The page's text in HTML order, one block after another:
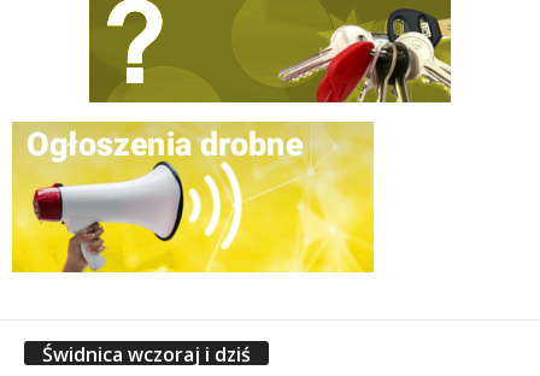
Świdnica wczoraj i dziś